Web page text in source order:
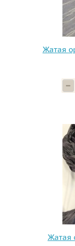
Жатая
Жатая